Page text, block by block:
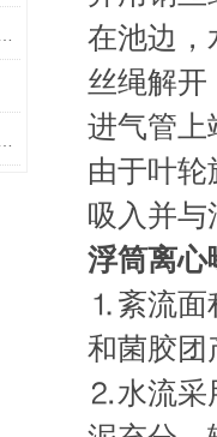
在池边，
丝绳解开
进气管上
由于叶
吸入并与
浮筒离心
⒈紊流面
和菌胶团
⒉水流采